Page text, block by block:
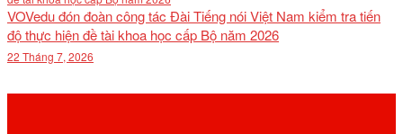
VOVedu đón đoàn công tác Đài Tiếng nói Việt Nam kiểm tra tiến
độ thực hiện đề tài khoa học cấp Bộ năm 2026
22 Tháng 7, 2026